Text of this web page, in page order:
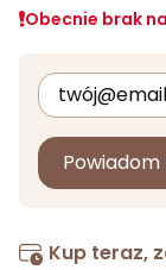
Obecnie brak
Kup teraz,